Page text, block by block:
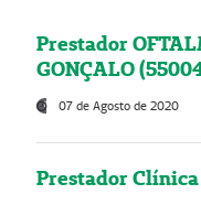
Prestador
GONÇALO
07 de Agosto de 2020
Prestador